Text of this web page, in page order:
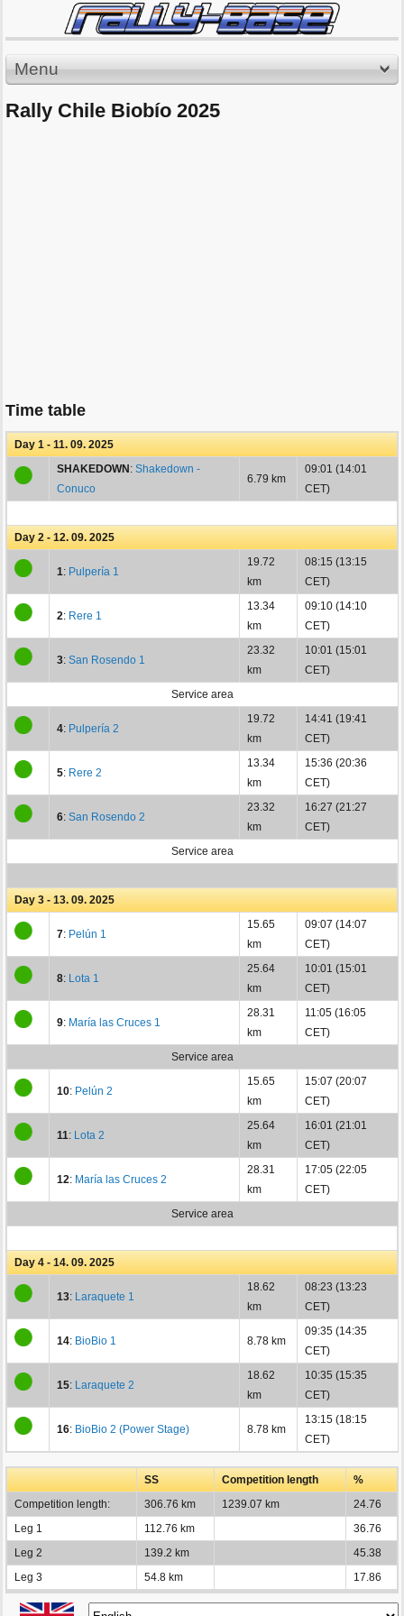
Menu
Rally Chile Biobío 2025
Time table
Day 1 - 11. 09. 2025
SHAKEDOWN : Shakedown -
Conuco
6.79 km
09:01 (14:01
CET)
Day 2 - 12. 09. 2025
1: Pulpería 1
19.72
km
08:15 (13:15
CET)
2: Rere 1
13.34
km
09:10 (14:10
CET)
3: San Rosendo 1
23.32
km
10:01 (15:01
CET)
Service area
4: Pulpería 2
19.72
km
14:41 (19:41
CET)
5: Rere 2
13.34
km
15:36 (20:36
CET)
6: San Rosendo 2
23.32
km
16:27 (21:27
CET)
Service area
Day 3 - 13. 09. 2025
7: Pelún 1
15.65
km
09:07 (14:07
CET)
8: Lota 1
25.64
km
10:01 (15:01
CET)
9: María las Cruces 1
28.31
km
11:05 (16:05
CET)
Service area
10: Pelún 2
15.65
km
15:07 (20:07
CET)
11: Lota 2
25.64
km
16:01 (21:01
CET)
12: María las Cruces 2
28.31
km
17:05 (22:05
CET)
Service area
Day 4 - 14. 09. 2025
13: Laraquete 1
18.62
km
08:23 (13:23
CET)
14: BioBio 1 8.78 km
09:35 (14:35
CET)
15: Laraquete 2
18.62
km
10:35 (15:35
CET)
16: BioBio 2 (Power Stage) 8.78 km
13:15 (18:15
CET)
SS Competition length
%
Competition length:
306.76 km 1239.07 km
24.76
Leg 1
112.76 km
36.76
Leg 2
139.2 km
45.38
Leg 3
54.8 km 17.86